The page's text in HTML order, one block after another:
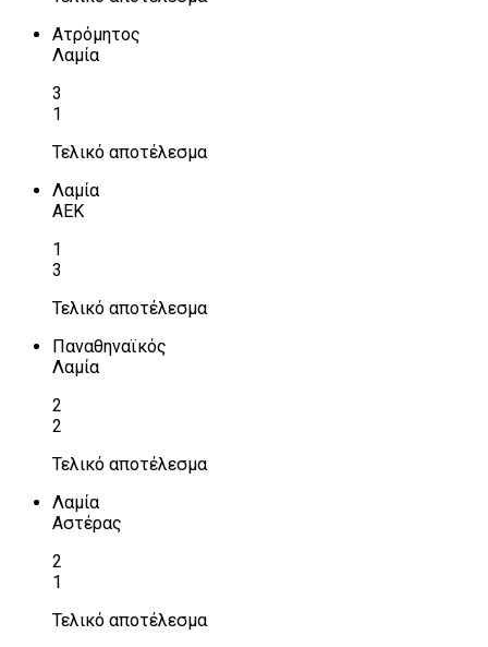
Ατρόμητος
Λαμία
3
1
Τελικό αποτέλεσμα
Λαμία
ΑΕΚ
1
3
Τελικό αποτέλεσμα
Παναθηναϊκός
Λαμία
2
2
Τελικό αποτέλεσμα
Λαμία
Αστέρας
2
1
Τελικό αποτέλεσμα